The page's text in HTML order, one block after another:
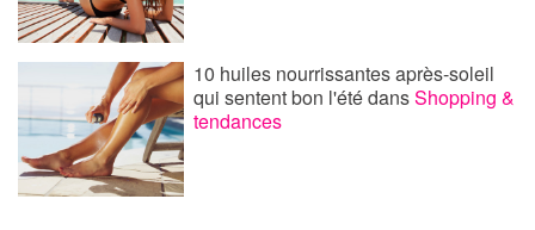
10 huiles nourrissantes après-soleil
qui sentent bon l'étédansShopping &
tendances